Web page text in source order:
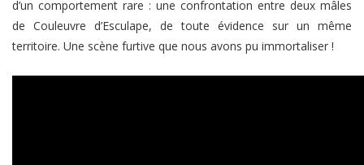
d’un comportement rare : une confrontation entre deux mâles
de Couleuvre d’Esculape, de toute évidence sur un même
territoire. Une scène furtive que nous avons pu immortaliser !